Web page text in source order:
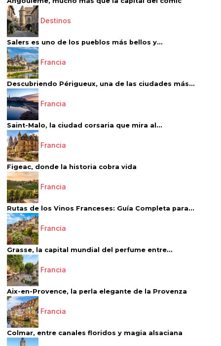
Destinos
Salers es uno de los pueblos más bellos y...
Francia
Descubriendo Périgueux, una de las ciudades más...
Francia
Saint-Malo, la ciudad corsaria que mira al...
Francia
Figeac, donde la historia cobra vida
Francia
Rutas de los Vinos Franceses: Guía Completa para...
Francia
Grasse, la capital mundial del perfume entre...
Francia
Aix-en-Provence, la perla elegante de la Provenza
Francia
Colmar, entre canales floridos y magia alsaciana